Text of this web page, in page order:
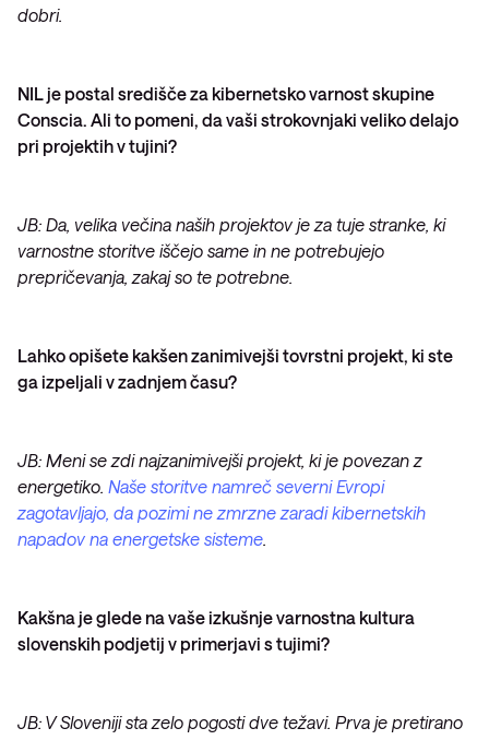
dobri.
NIL je postal središče za kibernetsko varnost skupine
Conscia. Ali to pomeni, da vaši strokovnjaki veliko delajo
pri projektih v tujini?
JB: Da, velika večina naših projektov je za tuje stranke, ki
varnostne storitve iščejo same in ne potrebujejo
prepričevanja, zakaj so te potrebne.
Lahko opišete kakšen zanimivejši tovrstni projekt, ki ste
ga izpeljali v zadnjem času?
JB: Meni se zdi najzanimivejši projekt, ki je povezan z
energetiko. Naše storitve namreč severni Evropi
zagotavljajo, da pozimi ne zmrzne zaradi kibernetskih
napadov na energetske sisteme.
Kakšna je glede na vaše izkušnje varnostna kultura
slovenskih podjetij v primerjavi s tujimi?
JB: V Sloveniji sta zelo pogosti dve težavi. Prva je pretirano